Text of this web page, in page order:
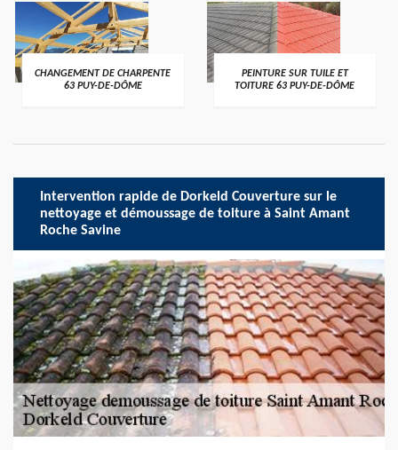
CHANGEMENT DE CHARPENTE
63 PUY-DE-DÔME
PEINTURE SUR TUILE ET
TOITURE 63 PUY-DE-DÔME
Intervention rapide de Dorkeld Couverture sur le
nettoyage et démoussage de toiture à Saint Amant
Roche Savine